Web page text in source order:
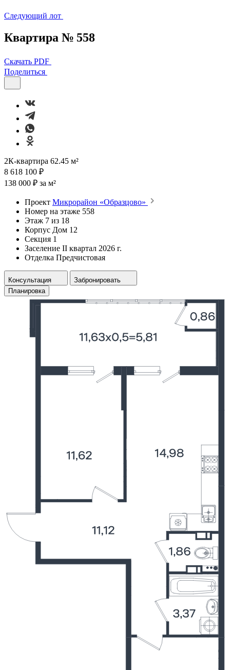
Следующий лот
Квартира № 558
Скачать PDF
Поделиться
2К-квартира 62.45 м²
8 618 100 ₽
138 000 ₽ за м²
Проект Микрорайон «Образцово»
Номер на этаже 558
Этаж 7 из 18
Корпус Дом 12
Секция 1
Заселение II квартал 2026 г.
Отделка Предчистовая
Консультация
Забронировать
Планировка